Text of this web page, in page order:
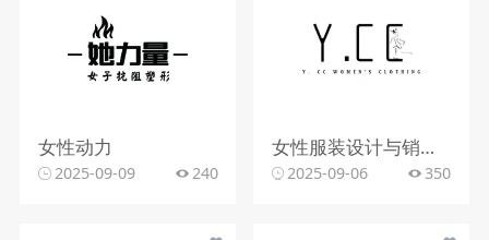
女性动力
2025-09-09 240
女性服装设计与销售行业
2025-09-06 350